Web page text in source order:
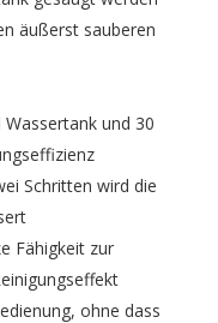
äußerst sauberen
und 30
Schritten wird die
Fähigkeit zur
ohne dass